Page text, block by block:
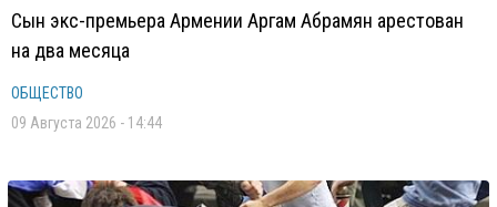
Сын экс-премьера Армении Аргам Абрамян арестован
на два месяца
ОБЩЕСТВО
09 Августа 2026 - 14:44